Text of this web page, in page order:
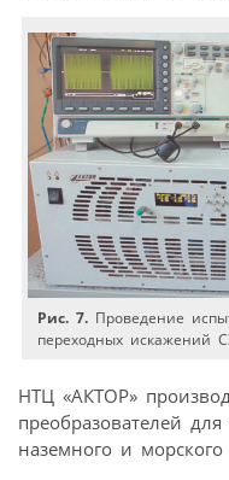
Рис. 7. Проведение
переходных искажений
НТЦ «АКТОР»
преобразователей
наземного и